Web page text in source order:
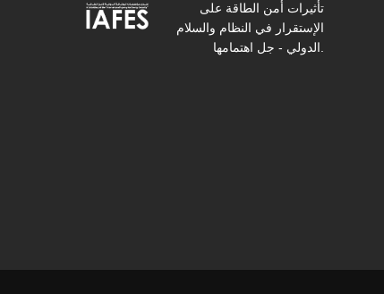
تأثیرات أمن الطاقة على
الإستقرار في النظام والسلام